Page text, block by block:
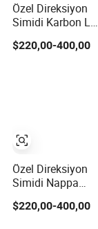
Özel Direksiyon
Simidi Karbon Lif
Nappa Deri BMW
M Gücü Elektrikli
OEM/ODM
$220,00-400,00
Özel Direksiyon
Simidi Nappa
Evrensel
$220,00-400,00